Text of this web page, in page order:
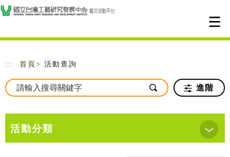
跳到主要內容
網站導覽
::: 首頁 > 活動查詢
進階
活動分類